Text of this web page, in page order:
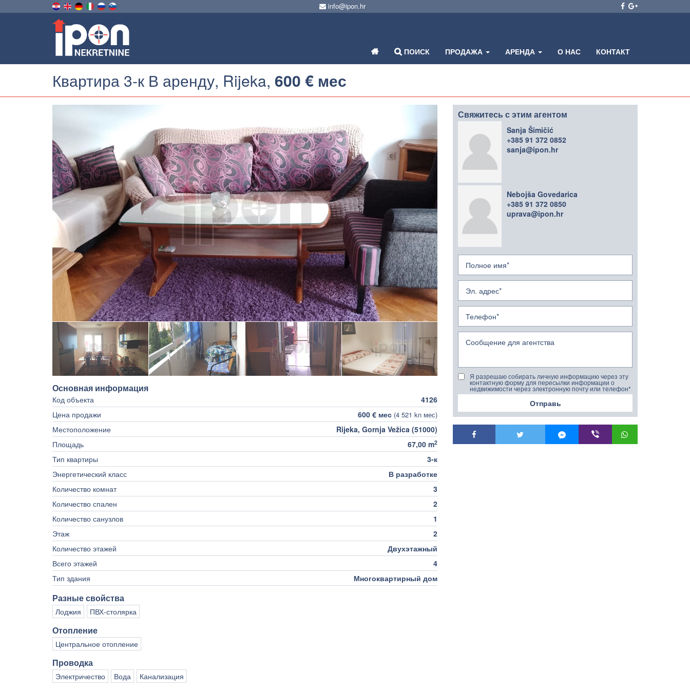
info@ipon.hr
ПОИСК ПРОДАЖА АРЕНДА О НАС КОНТАКТ
Квартира 3-к В аренду, Rijeka, 600 € мес
Основная информация
Код объекта
4126
Цена продажи
600 € мес (4 521 kn мес)
Местоположение
Rijeka, Gornja Vežica (51000)
Площадь
67,00 m2
Тип квартиры
3-к
Энергетический класс
В разработке
Количество комнат
3
Количество спален
2
Количество санузлов
1
Этаж
2
Количество этажей
Двухэтажный
Всего этажей
4
Тип здания
Многоквартирный дом
Разные свойства
Лоджия ПВХ-столярка
Отопление
Центральное отопление
Проводка
Электричество Вода Канализация
Свяжитесь с этим агентом
Sanja Šimičić
+385 91 372 0852
sanja@ipon.hr
Nebojša Govedarica
+385 91 372 0850
uprava@ipon.hr
Я разрешаю собирать личную информацию через эту
контактную форму для пересылки информации о
недвижимости через электронную почту или телефон*
Отправь